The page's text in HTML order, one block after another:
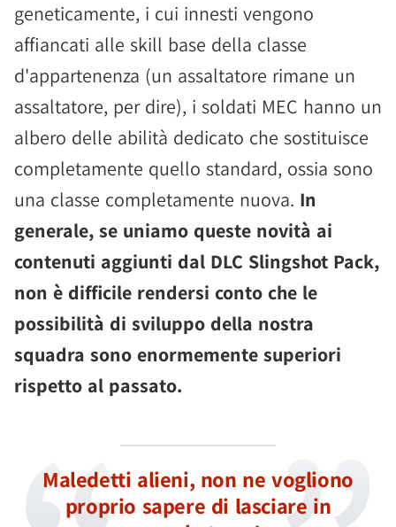
geneticamente, i cui innesti vengono
affiancati alle skill base della classe
d'appartenenza (un assaltatore rimane un
assaltatore, per dire), i soldati MEC hanno un
albero delle abilità dedicato che sostituisce
completamente quello standard, ossia sono
una classe completamente nuova. In
generale, se uniamo queste novità ai
contenuti aggiunti dal DLC Slingshot Pack,
non è difficile rendersi conto che le
possibilità di sviluppo della nostra
squadra sono enormemente superiori
rispetto al passato.
Maledetti alieni, non ne vogliono
proprio sapere di lasciare in